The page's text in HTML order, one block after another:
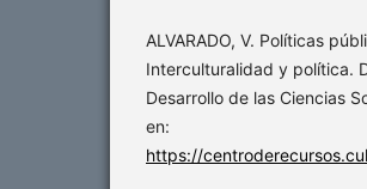
ALVARADO, V. Políticas
Interculturalidad y política.
Desarrollo de las Ciencias
en:
https://